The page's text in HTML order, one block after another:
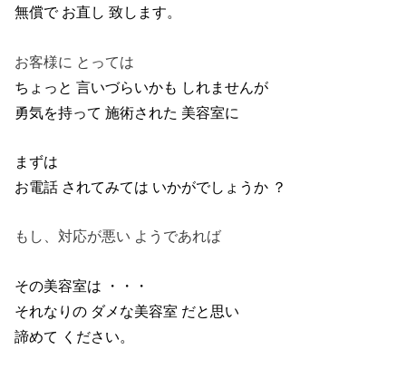
無償で お直し 致します。
お客様に とっては
ちょっと 言いづらいかも しれませんが
勇気を持って 施術された 美容室に
まずは
お電話 されてみては いかがでしょうか ？
もし、対応が悪い ようであれば
その美容室は ・・・
それなりの ダメな美容室 だと思い
諦めて ください。